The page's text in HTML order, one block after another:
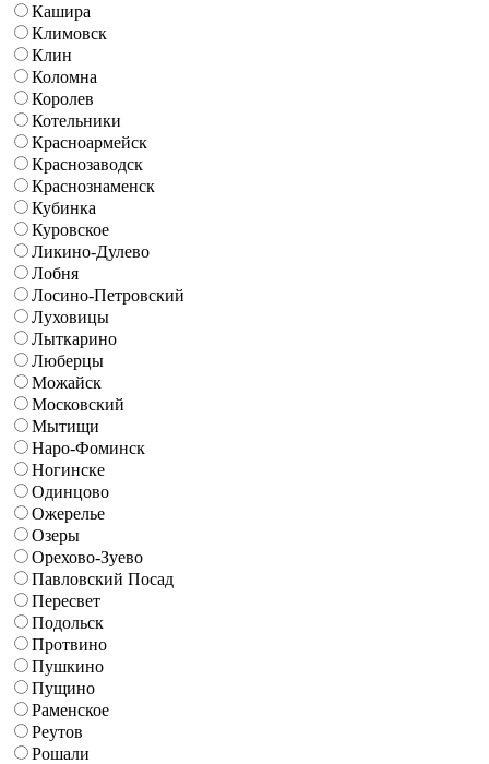
Кашира
Климовск
Клин
Коломна
Королев
Котельники
Красноармейск
Краснозаводск
Краснознаменск
Кубинка
Куровское
Ликино-Дулево
Лобня
Лосино-Петровский
Луховицы
Лыткарино
Люберцы
Можайск
Московский
Мытищи
Наро-Фоминск
Ногинске
Одинцово
Ожерелье
Озеры
Орехово-Зуево
Павловский Посад
Пересвет
Подольск
Протвино
Пушкино
Пущино
Раменское
Реутов
Рошали